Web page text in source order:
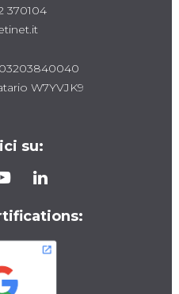
370104
03203840040
W7YVJK9
su: